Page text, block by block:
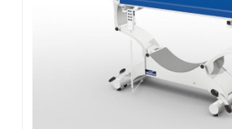
Wondreinigers